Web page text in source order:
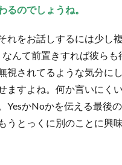
るのでしょうね。
れをお話しするには少し
んて前置きすれば彼らも
視されてるような気分に
ますよね。何か言いにく
YesかNoかを伝える最後
うとっくに別のことに興